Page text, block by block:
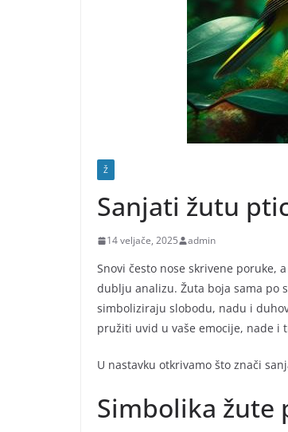
Ž
Sanjati žutu
14 veljače, 2025 admin
Snovi često nose skrivene poruke,
dublju analizu. Žuta boja sama po
simboliziraju slobodu, nadu i
pružiti uvid u vaše emocije, nade i
U nastavku otkrivamo što znači
Simbolika žute